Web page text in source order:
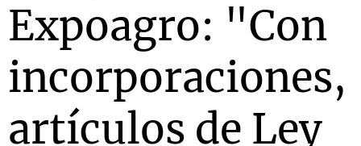
Expoagro: "Con
incorporaciones,
artículos de Ley